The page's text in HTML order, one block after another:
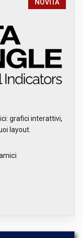
NOVITÀ
grafici interattivi,
layout.